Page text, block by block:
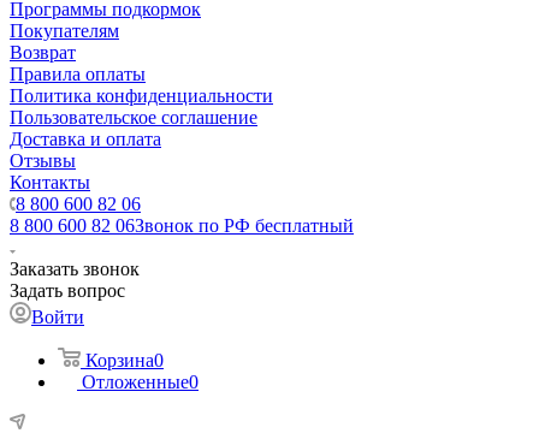
Программы подкормок
Покупателям
Возврат
Правила оплаты
Политика конфиденциальности
Пользовательское соглашение
Доставка и оплата
Отзывы
Контакты
8 800 600 82 06
8 800 600 82 06Звонок по РФ бесплатный
Заказать звонок
Задать вопрос
Войти
Корзина0
Отложенные0